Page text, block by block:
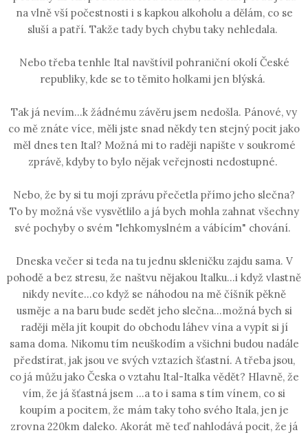
na vlně vší počestnosti i s kapkou alkoholu a dělám, co se
sluší a patří. Takže tady bych chybu taky nehledala.
Nebo třeba tenhle Ital navštívil pohraniční okolí České
republiky, kde se to těmito holkami jen blýská.
Tak já nevím...k žádnému závěru jsem nedošla. Pánové, vy
co mě znáte více, měli jste snad někdy ten stejný pocit jako
měl dnes ten Ital? Možná mi to raději napište v soukromé
zprávě, kdyby to bylo nějak veřejnosti nedostupné.
Nebo, že by si tu mojí zprávu přečetla přímo jeho slečna?
To by možná vše vysvětlilo a já bych mohla zahnat všechny
své pochyby o svém "lehkomyslném a vábícím" chování.
Dneska večer si teda na tu jednu skleničku zajdu sama. V
pohodě a bez stresu, že naštvu nějakou Italku...i když vlastně
nikdy nevíte...co když se náhodou na mě číšník pěkně
usměje a na baru bude sedět jeho slečna...možná bych si
raději měla jít koupit do obchodu láhev vína a vypít si jí
sama doma. Nikomu tím neuškodím a všichni budou nadále
předstírat, jak jsou ve svých vztazích šťastní. A třeba jsou,
co já můžu jako Česka o vztahu Ital-Italka vědět? Hlavně, že
vím, že já šťastná jsem ...a to i sama s tím vínem, co si
koupím a pocitem, že mám taky toho svého Itala, jen je
zrovna 220km daleko. Akorát mě teď nahlodává pocit, že já